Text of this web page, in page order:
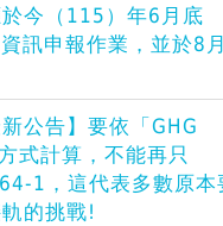
今（115）年6月底
訊申報作業，並於8
新公告】要依「GHG
式計算，不能再只
1，這代表多數原本
的挑戰!